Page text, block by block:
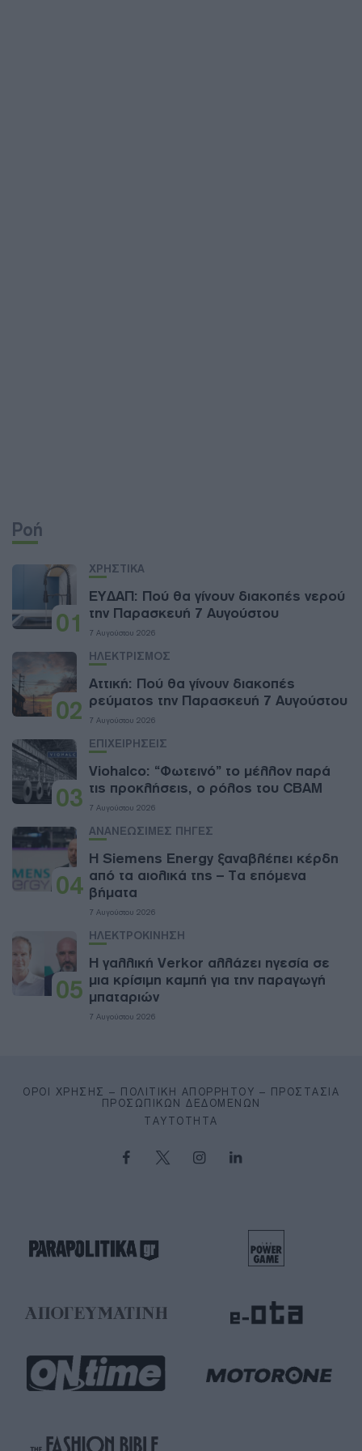
Ροή
01
ΧΡΗΣΤΙΚΑ
ΕΥΔΑΠ: Πού θα γίνουν διακοπές νερού
την Παρασκευή 7 Αυγούστου
7 Αυγούστου 2026
02
ΗΛΕΚΤΡΙΣΜΟΣ
Αττική: Πού θα γίνουν διακοπές
ρεύματος την Παρασκευή 7 Αυγούστου
7 Αυγούστου 2026
03
ΕΠΙΧΕΙΡΗΣΕΙΣ
Viohalco: “Φωτεινό” το μέλλον παρά
τις προκλήσεις, ο ρόλος του CBAM
7 Αυγούστου 2026
04
ΑΝΑΝΕΩΣΙΜΕΣ ΠΗΓΕΣ
Η Siemens Energy ξαναβλέπει κέρδη
από τα αιολικά της – Τα επόμενα
βήματα
7 Αυγούστου 2026
05
ΗΛΕΚΤΡΟΚΙΝΗΣΗ
Η γαλλική Verkor αλλάζει ηγεσία σε
μια κρίσιμη καμπή για την παραγωγή
μπαταριών
7 Αυγούστου 2026
ΌΡΟΙ ΧΡΉΣΗΣ – ΠΟΛΙΤΙΚΉ ΑΠΟΡΡΉΤΟΥ – ΠΡΟΣΤΑΣΊΑ
ΠΡΟΣΩΠΙΚΏΝ ΔΕΔΟΜΈΝΩΝ
ΤΑΥΤΌΤΗΤΑ